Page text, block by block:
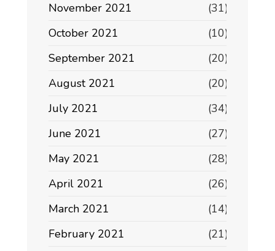
November 2021
(31)
October 2021
(10)
September 2021
(20)
August 2021
(20)
July 2021
(34)
June 2021
(27)
May 2021
(28)
April 2021
(26)
March 2021
(14)
February 2021
(21)